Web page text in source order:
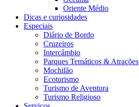
Oriente Médio
Dicas e curiosidades
Especiais
Diário de Bordo
Cruzeiros
Intercâmbio
Parques Temáticos & Atrações
Mochilão
Ecoturismo
Turismo de Aventura
Turismo Religioso